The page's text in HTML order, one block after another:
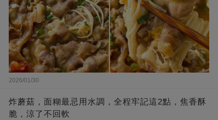
2026/01/30
炸蘑菇，面糊最忌用水調，全程牢記這2點，焦香酥
脆，涼了不回軟